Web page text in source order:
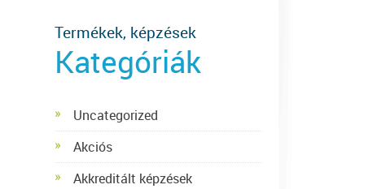
Termékek, képzések
Kategóriák
Uncategorized
Akciós
Akkreditált képzések